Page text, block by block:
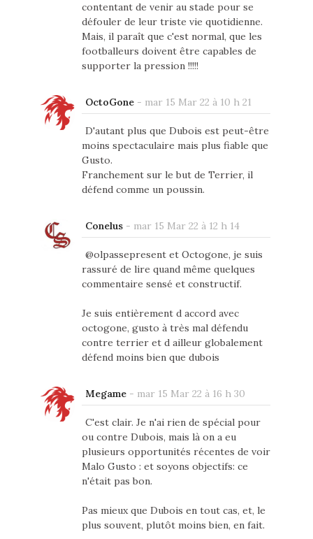
contentant de venir au stade pour se
défouler de leur triste vie quotidienne.
Mais, il paraît que c'est normal, que les
footballeurs doivent être capables de
supporter la pression !!!!!
OctoGone- mar 15 Mar 22 à 10 h 21
D'autant plus que Dubois est peut-être
moins spectaculaire mais plus fiable que
Gusto.
Franchement sur le but de Terrier, il
défend comme un poussin.
Conelus- mar 15 Mar 22 à 12 h 14
@olpassepresent et Octogone, je suis
rassuré de lire quand même quelques
commentaire sensé et constructif.
Je suis entièrement d accord avec
octogone, gusto à très mal défendu
contre terrier et d ailleur globalement
défend moins bien que dubois
Megame- mar 15 Mar 22 à 16 h 30
C'est clair. Je n'ai rien de spécial pour
ou contre Dubois, mais là on a eu
plusieurs opportunités récentes de voir
Malo Gusto : et soyons objectifs: ce
n'était pas bon.
Pas mieux que Dubois en tout cas, et, le
plus souvent, plutôt moins bien, en fait.